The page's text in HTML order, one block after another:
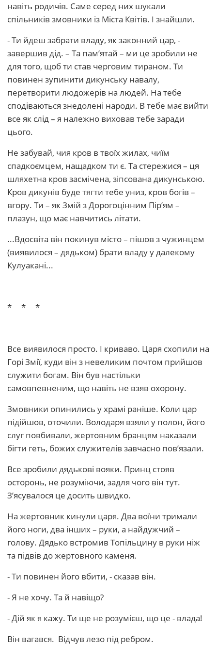
навіть родичів. Саме серед них шукали
спільників змовники із Міста Квітів. І знайшли.
- Ти йдеш забрати владу, як законний цар, -
завершив дід. – Та пам’ятай – ми це зробили не
для того, щоб ти став черговим тираном. Ти
повинен зупинити дикунську навалу,
перетворити людожерів на людей. На тебе
сподіваються знедолені народи. В тебе має вийти
все як слід – я належно виховав тебе заради
цього.
Не забувай, чия кров в твоїх жилах, чиїм
спадкоємцем, нащадком ти є. Та стережися – ця
шляхетна кров засмічена, зіпсована дикунською.
Кров дикунів буде тягти тебе униз, кров богів –
вгору. Ти – як Змій з Дорогоцінним Пір’ям –
плазун, що має навчитись літати.
...Вдосвіта він покинув місто – пішов з чужинцем
(виявилося – дядьком) брати владу у далекому
Кулуакані...
* * *
Все виявилося просто. І криваво. Царя схопили на
Горі Змії, куди він з невеликим почтом прийшов
служити богам. Він був настільки
самовпевненим, що навіть не взяв охорону.
Змовники опинились у храмі раніше. Коли цар
підійшов, оточили. Володаря взяли у полон, його
слуг повбивали, жертовним бранцям наказали
бігти геть, божих служителів завчасно пов’язали.
Все зробили дядькові вояки. Принц стояв
осторонь, не розуміючи, задля чого він тут.
З’ясувалося це досить швидко.
На жертовник кинули царя. Два воїни тримали
його ноги, два інших – руки, а найдужчий –
голову. Дядько встромив Топільцину в руки ніж
та підвів до жертовного каменя.
- Ти повинен його вбити, - сказав він.
- Я не хочу. Та й навіщо?
- Дій як я кажу. Ти ще не розумієш, що це - влада!
Він вагався. Відчув лезо під ребром.